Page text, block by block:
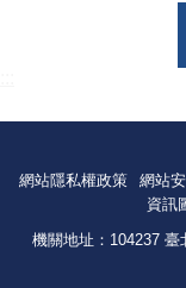
網站隱私權政策 網站
資訊
機關地址：104237 臺